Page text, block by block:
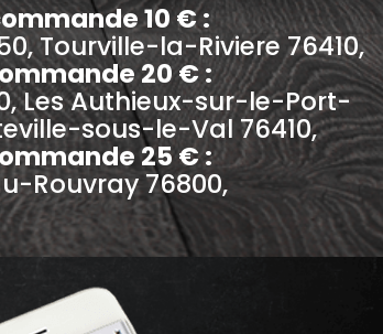
10 € :
Tourville-la-Riviere 76410,
20 € :
Les Authieux-sur-le-Port-
sous-le-Val 76410,
25 € :
Rouvray 76800,